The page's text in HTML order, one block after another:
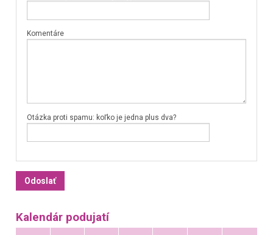
Komentáre
Otázka proti spamu: koľko je jedna plus dva?
Kalendár podujatí